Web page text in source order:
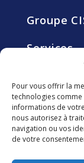
Pour vous offrir la
technologies
informations de
nous autorisez à
navigation ou vos
de votre
Groupe
Vision,
Gouvernance
Éthique
Fondation
Services
Services de
Services de
smart4you
Résidents
Clients
Carrière
Pourquoi
Découvrir
Agenda